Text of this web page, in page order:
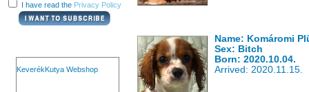
I have read the Privacy Policy
KeverékKutya Webshop
Name: Komáromi
Sex: Bitch
Born: 2020.10.04.
Arrived: 2020.11.15.